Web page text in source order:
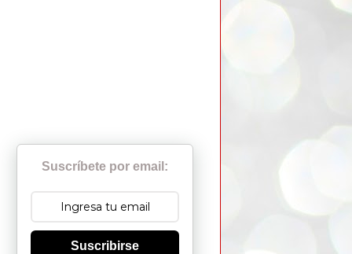
Suscríbete por email:
Suscribirse